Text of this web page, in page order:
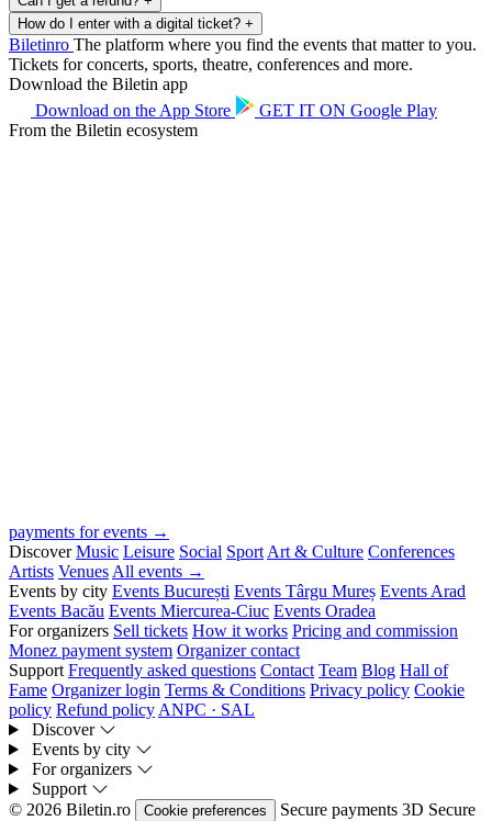
How do I enter with a digital ticket? +
Biletinro The platform where you find the events that matter to you.
Tickets for concerts, sports, theatre, conferences and more.
Download the Biletin app
Download on the App Store GET IT ON Google Play
From the Biletin ecosystem
payments for events →
Discover Music Leisure Social Sport Art & Culture Conferences
Artists Venues All events →
Events by city Events București Events Târgu Mureș Events Arad
Events Bacău Events Miercurea-Ciuc Events Oradea
For organizers Sell tickets How it works Pricing and commission
Monez payment system Organizer contact
Support Frequently asked questions Contact Team Blog Hall of
Fame Organizer login Terms & Conditions Privacy policy Cookie
policy Refund policy ANPC · SAL
Discover
Events by city
For organizers
Support
© 2026 Biletin.ro
Cookie preferences Secure payments 3D Secure